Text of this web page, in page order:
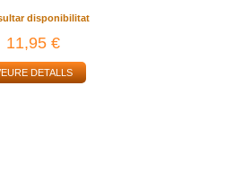
disponibilitat
11,95 €
DETALLS